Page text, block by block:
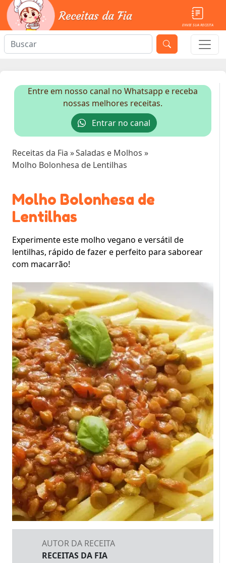
ENVIE SUA RECEITA
Entre em nosso canal no Whatsapp e receba
nossas melhores receitas.
Entrar no canal
Receitas da Fia »Saladas e Molhos »
Molho Bolonhesa de Lentilhas
Molho Bolonhesa de
Lentilhas
Experimente este molho vegano e versátil de
lentilhas, rápido de fazer e perfeito para saborear
com macarrão!
AUTOR DA RECEITA
RECEITAS DA FIA